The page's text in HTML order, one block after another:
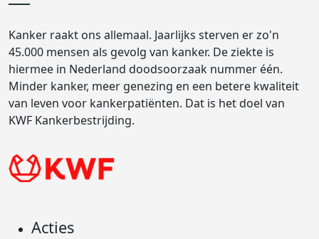
Kanker raakt ons allemaal. Jaarlijks sterven er zo'n
45.000 mensen als gevolg van kanker. De ziekte is
hiermee in Nederland doodsoorzaak nummer één.
Minder kanker, meer genezing en een betere kwaliteit
van leven voor kankerpatiënten. Dat is het doel van
KWF Kankerbestrijding.
Acties